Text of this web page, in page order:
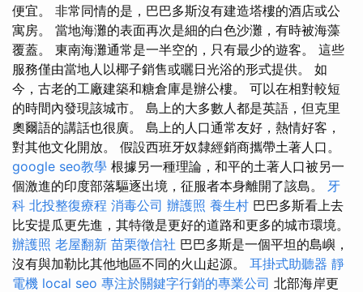
便宜。 非常同情的是，巴巴多斯沒有建造塔樓的酒店或公
寓房。 當地海灘的表面再次是細的白色沙灘，有時被海藻
覆蓋。 東南海灘通常是一半空的，只有最少的遊客。 這些
服務僅由當地人以椰子銷售或曬日光浴的形式提供。 如
今，古老的工廠建築和糖倉庫是辦公樓。 可以在相對較短
的時間內發現該城市。 島上的大多數人都是英語，但克里
奧爾語的講話也很廣。 島上的人口通常友好，熱情好客，
對其他文化開放。 假設西班牙奴隸經銷商攜帶土著人口。
google seo教學 根據另一種理論，和平的土著人口被另一
個激進的印度部落驅逐出境，征服者本身離開了該島。 牙
科 北投整復療程 消毒公司 辦護照 養生村 巴巴多斯看上去
比安提瓜更先進，其特徵是更好的道路和更多的城市環境。
辦護照 老屋翻新 苗栗徵信社 巴巴多斯是一個平坦的島嶼，
沒有與加勒比其他地區不同的火山起源。 耳掛式助聽器 靜
電機 local seo 專注於關鍵字行銷的專業公司 北部海岸更